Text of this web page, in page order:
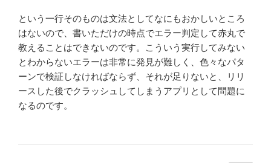
という一行そのものは文法としてなにもおかしいところ
はないので、書いただけの時点でエラー判定して赤丸で
教えることはできないのです。こういう実行してみない
とわからないエラーは非常に発見が難しく、色々なパタ
ーンで検証しなければならず、それが足りないと、リリ
ースした後でクラッシュしてしまうアプリとして問題に
なるのです。